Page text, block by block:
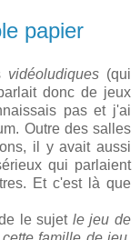
papier
vidéoludiques (qui
donc de jeux
pas et j'ai
Outre des salles
il y avait aussi
qui parlaient
Et c'est là que
le sujet le jeu de